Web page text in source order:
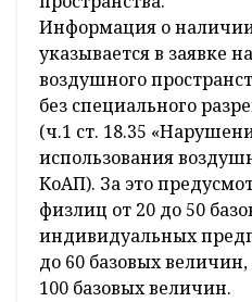
Информация о
указывается в заявке
воздушного
без специального
(ч.1 ст. 18.35
использования
КоАП). За это
физлиц от 20 до 50
индивидуальных
до 60 базовых
100 базовых величин.